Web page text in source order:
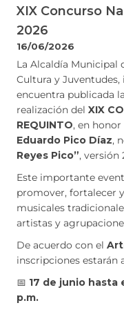
XIX Concurso
2026
16/06/2026
La Alcaldía Municipal
Cultura y
encuentra publicada
realización del XIX
REQUINTO, en
Eduardo Pico Díaz,
Reyes Pico”, versión
Este importante
promover, fortalecer
musicales
artistas y
De acuerdo con el
inscripciones estarán
📅 17 de junio hasta
p.m.